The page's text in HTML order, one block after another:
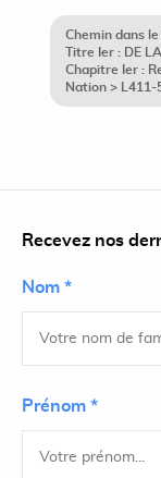
Chemin dans le
Titre Ier : DE
Chapitre Ier :
Nation > L411-
Recevez nos
Nom *
Prénom *